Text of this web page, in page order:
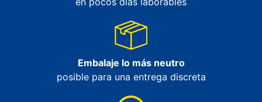
Embalaje lo más neutro
posible para una entrega discreta